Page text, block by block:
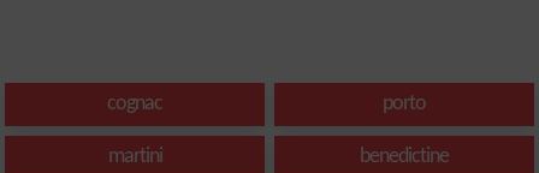
cognac porto
martini benedictine